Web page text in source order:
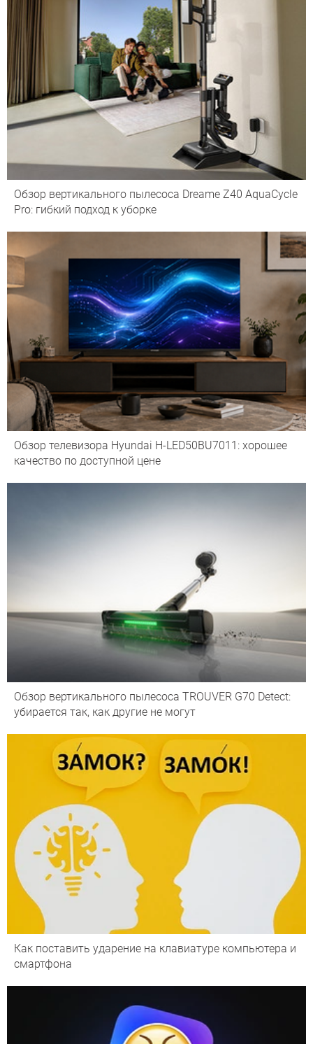
Обзор вертикального пылесоса Dreame Z40 AquaCycle
Pro: гибкий подход к уборке
Обзор телевизора Hyundai H-LED50BU7011: хорошее
качество по доступной цене
Обзор вертикального пылесоса TROUVER G70 Detect:
убирается так, как другие не могут
Как поставить ударение на клавиатуре компьютера и
смартфона